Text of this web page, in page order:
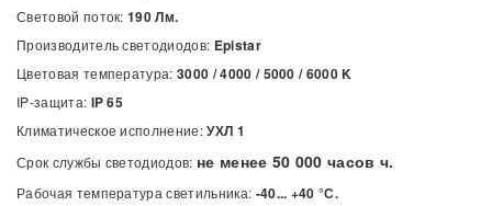
Световой поток:190 Лм.
Производитель светодиодов: Epistar
Цветовая температура:3000 / 4000 / 5000 / 6000K
IP-защита: IP 65
Климатическое исполнение:УХЛ 1
Срок службы светодиодов: не менее 50 000 часов ч.
Рабочая температура светильника: -40... +40 °С.